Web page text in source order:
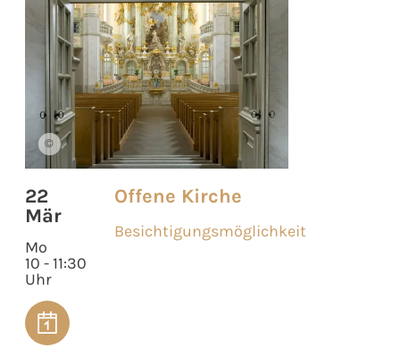
©
22
Mär
Mo
10 - 11:30
Uhr
Offene Kirche
Besichtigungsmöglichkeit